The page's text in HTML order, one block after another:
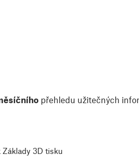
přehledu užitečných
3D tisku